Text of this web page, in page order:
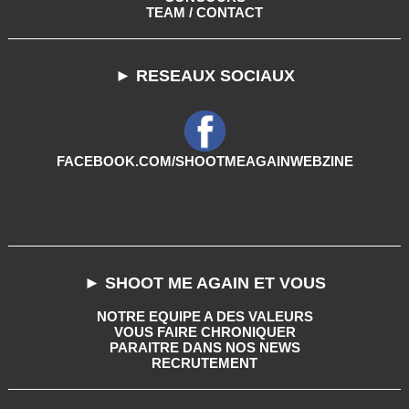
TEAM / CONTACT
► RESEAUX SOCIAUX
FACEBOOK.COM/SHOOTMEAGAINWEBZINE
► SHOOT ME AGAIN ET VOUS
NOTRE EQUIPE A DES VALEURS
VOUS FAIRE CHRONIQUER
PARAITRE DANS NOS NEWS
RECRUTEMENT